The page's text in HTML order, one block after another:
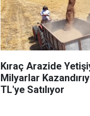
Kıraç Arazide
Milyarlar
TL'ye Satılıyor